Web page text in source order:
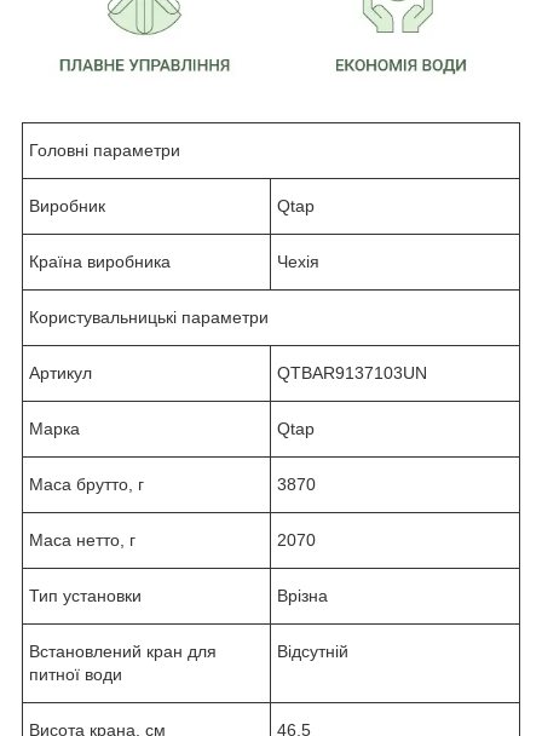
Головні параметри
Виробник Qtap
Країна виробника Чехія
Користувальницькі параметри
Артикул QTBAR9137103UN
Марка Qtap
Маса брутто, г 3870
Маса нетто, г 2070
Тип установки Врізна
Встановлений кран для
питної води
Відсутній
Висота крана, см 46,5